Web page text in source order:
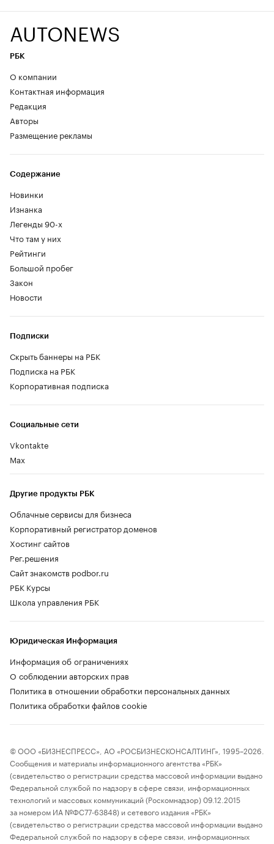
AUTONEWS
РБК
О компании
Контактная информация
Редакция
Авторы
Размещение рекламы
Содержание
Новинки
Изнанка
Легенды 90-х
Что там у них
Рейтинги
Большой пробег
Закон
Новости
Социальные сети
Vkontakte
Max
Другие продукты РБК
Облачные сервисы для бизнеса
Корпоративный регистратор доменов
Хостинг сайтов
Рег.решения
Сайт знакомств podbor.ru
РБК Курсы
Школа управления РБК
Подписки
Скрыть баннеры на РБК
Подписка на РБК
Корпоративная подписка
Юридическая Информация
Информация об ограничениях
О соблюдении авторских прав
Политика в отношении обработки персональных данных
Политика обработки файлов cookie
© ООО «БИЗНЕСПРЕСС», АО «РОСБИЗНЕСКОНСАЛТИНГ», 1995–2026.
Сообщения и материалы информационного агентства «РБК»
(свидетельство о регистрации средства массовой информации выдано
Федеральной службой по надзору в сфере связи, информационных
технологий и массовых коммуникаций (Роскомнадзор) 09.12.2015
за номером ИА №ФС77-63848) и сетевого издания «РБК»
(свидетельство о регистрации средства массовой информации выдано
Федеральной службой по надзору в сфере связи, информационных